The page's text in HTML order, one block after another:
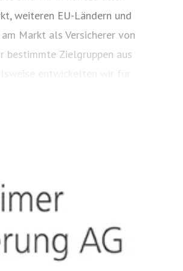
weiteren EU-Ländern und
Markt als Versicherer von
bestimmte Zielgruppen aus
entwickelten wir für
Diese tragen
und VALORIMA®.
wertvolle Gegenstände
besondere Gefahren.
Versicherungsschutz,
zu Verpackung,